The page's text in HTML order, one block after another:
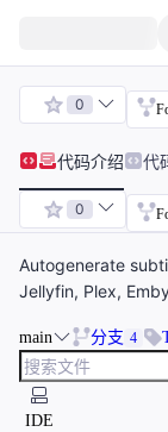
0
代码介绍 代
0
Autogenerate
Jellyfin, Plex,
main 分支 4
IDE